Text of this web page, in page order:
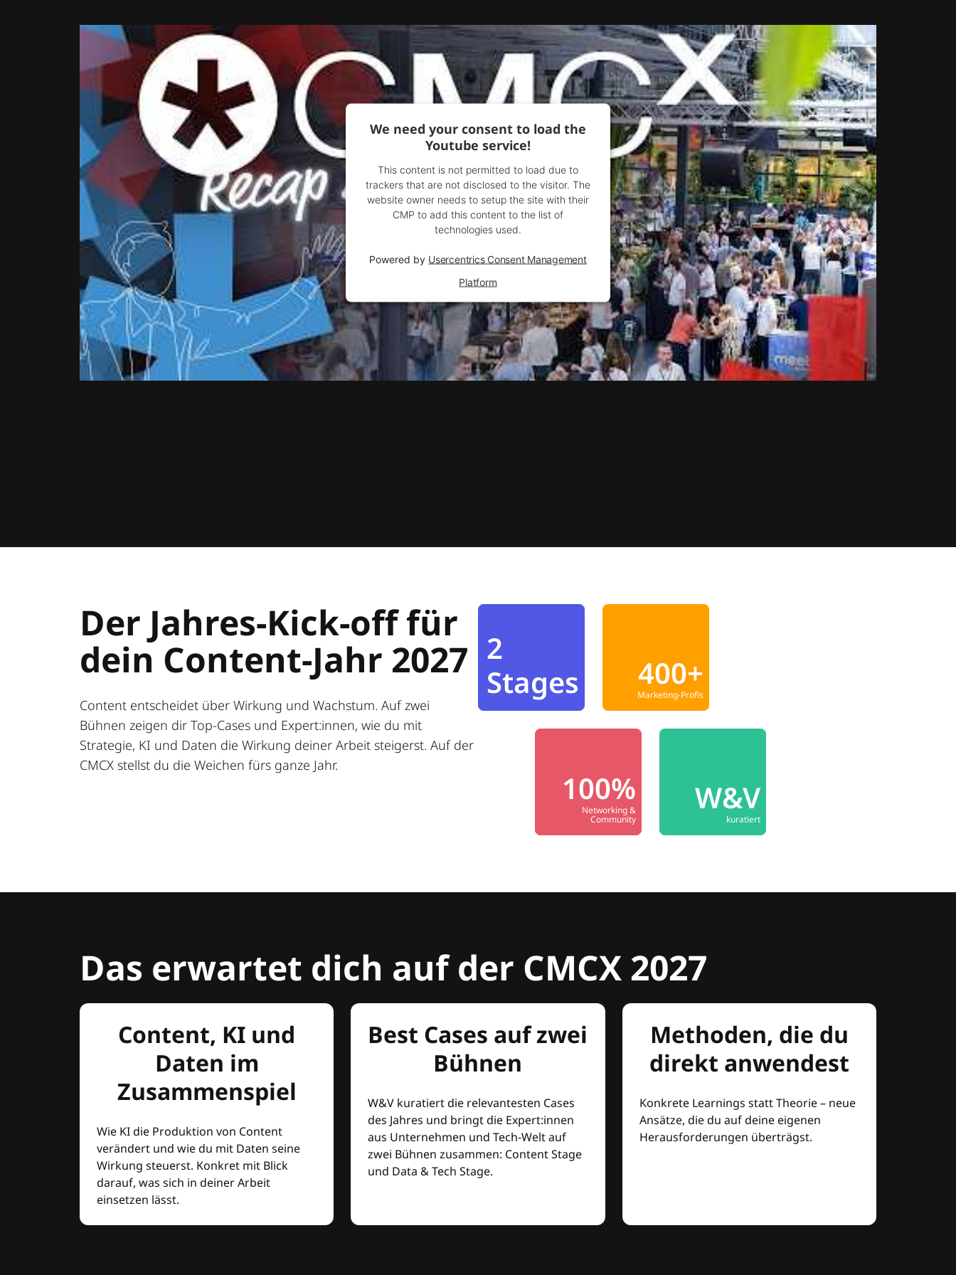
We need your consent to load the
Youtube service!
This content is not permitted to load due to
trackers that are not disclosed to the visitor. The
website owner needs to setup the site with their
CMP to add this content to the list of
technologies used.
Powered by Usercentrics Consent Management
Platform
Der Jahres-Kick-off für
dein Content-Jahr 2027
Content entscheidet über Wirkung und Wachstum. Auf zwei
Bühnen zeigen dir Top-Cases und Expert:innen, wie du mit
Strategie, KI und Daten die Wirkung deiner Arbeit steigerst. Auf der
CMCX stellst du die Weichen fürs ganze Jahr.
2
Stages
400+
Marketing-Profis
100%
Networking &
Community
W&V
kuratiert
Das erwartet dich auf der CMCX 2027
Content, KI und
Daten im
Zusammenspiel
Wie KI die Produktion von Content
verändert und wie du mit Daten seine
Wirkung steuerst. Konkret mit Blick
darauf, was sich in deiner Arbeit
einsetzen lässt.
Best Cases auf zwei
Bühnen
W&V kuratiert die relevantesten Cases
des Jahres und bringt die Expert:innen
aus Unternehmen und Tech-Welt auf
zwei Bühnen zusammen: Content Stage
und Data & Tech Stage.
Methoden, die du
direkt anwendest
Konkrete Learnings statt Theorie – neue
Ansätze, die du auf deine eigenen
Herausforderungen überträgst.